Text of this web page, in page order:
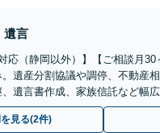
遺言
応（静岡以外）】【ご相談月
遺産分割協議や調停、不動産
遺言書作成、家族信託など幅
解決を目指します。【初回面
見る(2件)